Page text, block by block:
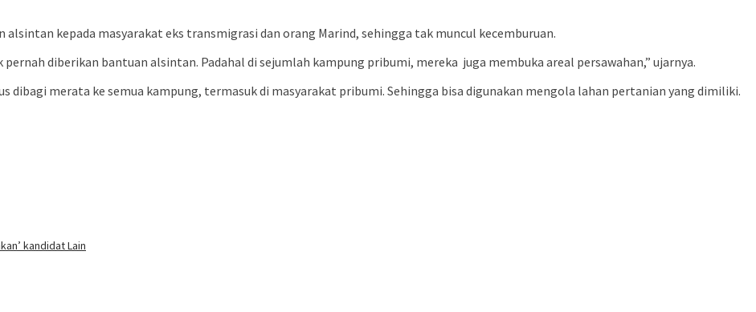
kepada masyarakat eks transmigrasi dan orang Marind, sehingga tak muncul kecemburuan.
diberikan bantuan alsintan. Padahal di sejumlah kampung pribumi, mereka juga membuka areal persawahan,” ujarnya.
dibagi merata ke semua kampung, termasuk di masyarakat pribumi. Sehingga bisa digunakan mengola lahan pertanian yang dimiliki.
kandidat Lain